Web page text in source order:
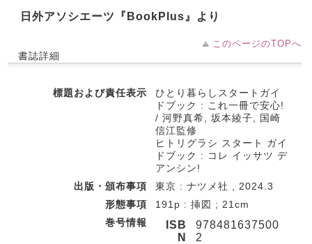
日外アソシエーツ『BookPlus』より
このページのTOPへ
書誌詳細
標題および責任表示
ひとり暮らしスタートガイ
ドブック : これ一冊で安心!
/ 河野真希, 坂本綾子, 国崎
信江監修
ヒトリグラシ スタート ガイ
ドブック : コレ イッサツ デ
アンシン!
出版・頒布事項
東京 : ナツメ社 , 2024.3
形態事項
191p : 挿図 ; 21cm
巻号情報
ISB
N
978481637500
2